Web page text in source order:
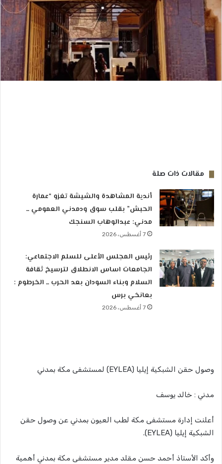
مقالات ذات صلة
أندية المشاهدة والشيشة تغزو “عمارة
الحبش” بقلب سوق ودمدني العمومي ــ
مدني: عبدالوهاب السنجك
7 أغسطس، 2026
رئيس المجلس الأعلى للسلم الاجتماعي:
الجامعات اساس الانطلاق لترسيخ ثقافة
السلام وبناء السودان بعد الحرب ــ الخرطوم :
بعانخي برس
7 أغسطس، 2026
وصول حقن الشبكية إيليا (EYLEA) لمستشفى مكة بمدني
مدني : خالد يوسف
أعلنت إدارة مستشفى مكة لطب العيون بمدني عن وصول حقن
الشبكية إيليا (EYLEA).
وأكد الأستاذ أحمد حسن مقلد مدير مستشفى مكة بمدني أهمية